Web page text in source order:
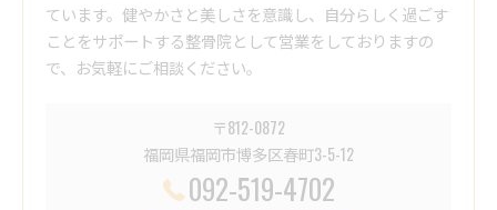
ています。健やかさと美しさを意識し、自分らしく過ごす
ことをサポートする整骨院として営業をしておりますの
で、お気軽にご相談ください。
〒812-0872
福岡県福岡市博多区春町3-5-12
092-519-4702